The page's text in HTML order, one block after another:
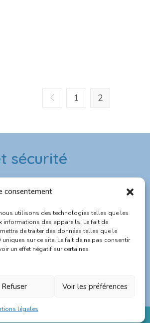
consentement
utilisons des technologies telles que les
informations des appareils. Le fait de
de traiter des données telles que le
sur ce site. Le fait de ne pas consentir
un effet négatif sur certaines
Refuser Voir les préférences
légales
1 2
sécurité
la France